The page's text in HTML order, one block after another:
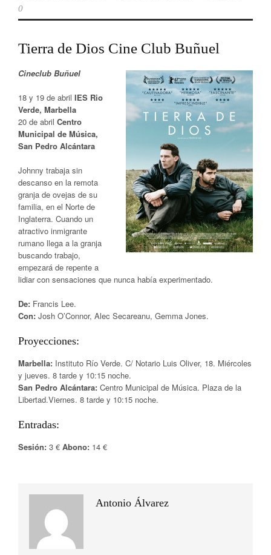
0
Tierra de Dios Cine Club Buñuel
Cineclub Buñuel
18 y 19 de abril IES Rio
Verde, Marbella
20 de abril Centro
Municipal de Música,
San Pedro Alcántara
Johnny trabaja sin
descanso en la remota
granja de ovejas de su
familia, en el Norte de
Inglaterra. Cuando un
atractivo inmigrante
rumano llega a la granja
buscando trabajo,
empezará de repente a
lidiar con sensaciones que nunca había experimentado.
De: Francis Lee.
Con: Josh O’Connor, Alec Secareanu, Gemma Jones.
Proyecciones:
Marbella: Instituto Río Verde. C/ Notario Luis Oliver, 18. Miércoles
y jueves. 8 tarde y 10:15 noche.
San Pedro Alcántara: Centro Municipal de Música. Plaza de la
Libertad.Viernes. 8 tarde y 10:15 noche.
Entradas:
Sesión: 3 € Abono: 14 €
Antonio Álvarez